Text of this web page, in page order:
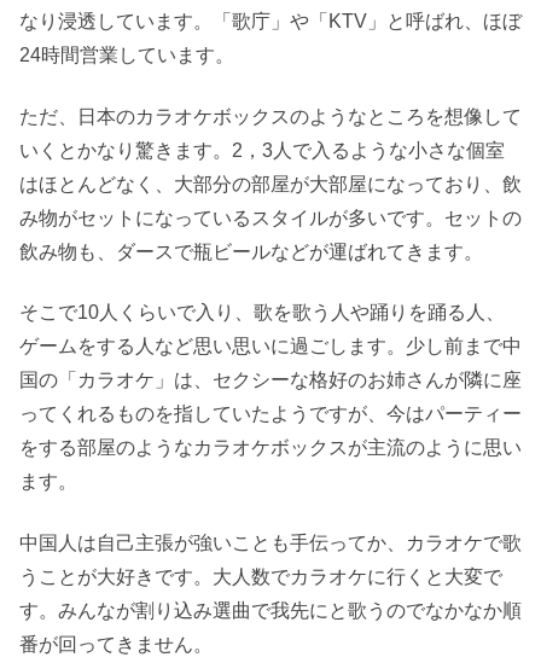
なり浸透しています。「歌庁」や「KTV」と呼ばれ、ほぼ
24時間営業しています。
ただ、日本のカラオケボックスのようなところを想像して
いくとかなり驚きます。2，3人で入るような小さな個室
はほとんどなく、大部分の部屋が大部屋になっており、飲
み物がセットになっているスタイルが多いです。セットの
飲み物も、ダースで瓶ビールなどが運ばれてきます。
そこで10人くらいで入り、歌を歌う人や踊りを踊る人、
ゲームをする人など思い思いに過ごします。少し前まで中
国の「カラオケ」は、セクシーな格好のお姉さんが隣に座
ってくれるものを指していたようですが、今はパーティー
をする部屋のようなカラオケボックスが主流のように思い
ます。
中国人は自己主張が強いことも手伝ってか、カラオケで歌
うことが大好きです。大人数でカラオケに行くと大変で
す。みんなが割り込み選曲で我先にと歌うのでなかなか順
番が回ってきません。